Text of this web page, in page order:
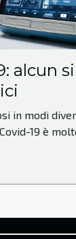
alcun
in modi
19 è